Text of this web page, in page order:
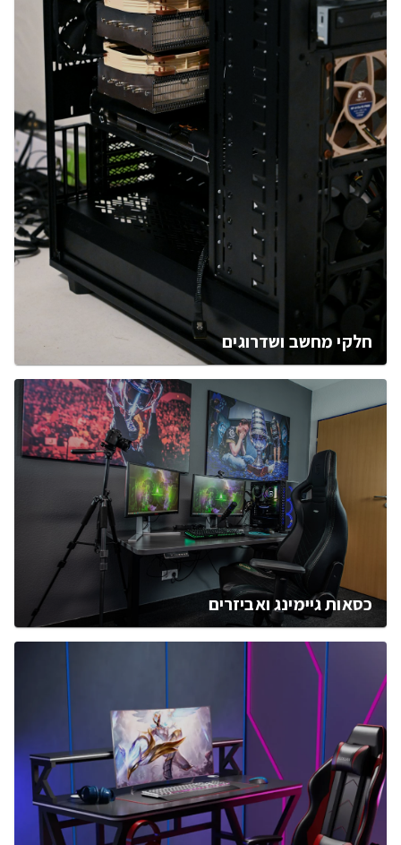
חלקי מחשב ושדרוגים
כסאות גיימינג ואביזרים